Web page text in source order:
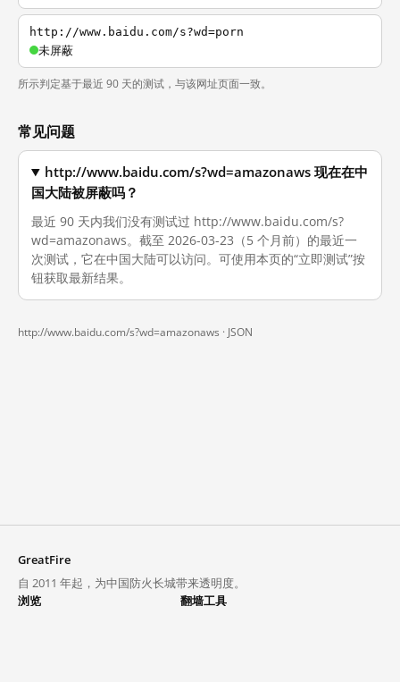
http://www.baidu.com/s?wd=porn
未屏蔽
所示判定基于最近 90 天的测试，与该网址页面一致。
常见问题
http://www.baidu.com/s?wd=amazonaws 现在在中
国大陆被屏蔽吗？
最近 90 天内我们没有测试过 http://www.baidu.com/s?
wd=amazonaws。截至 2026-03-23（5 个月前）的最近一
次测试，它在中国大陆可以访问。可使用本页的“立即测试”按
钮获取最新结果。
http://www.baidu.com/s?wd=amazonaws · JSON
GreatFire
自 2011 年起，为中国防火长城带来透明度。
浏览
翻墙工具